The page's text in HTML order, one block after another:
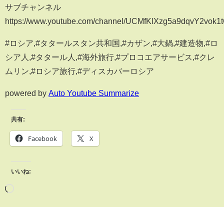
サブチャンネル
https://www.youtube.com/channel/
#ロシア,#タタールスタン共和国,#カザン,#大鍋,#建造物,#ロ
シア人,#タタール人,#海外旅行,#プロコエアサービス,#クレ
ムリン,#ロシア旅行,#ディスカバーロシア
powered by Auto Youtube Summarize
共有:
Facebook X
いいね: